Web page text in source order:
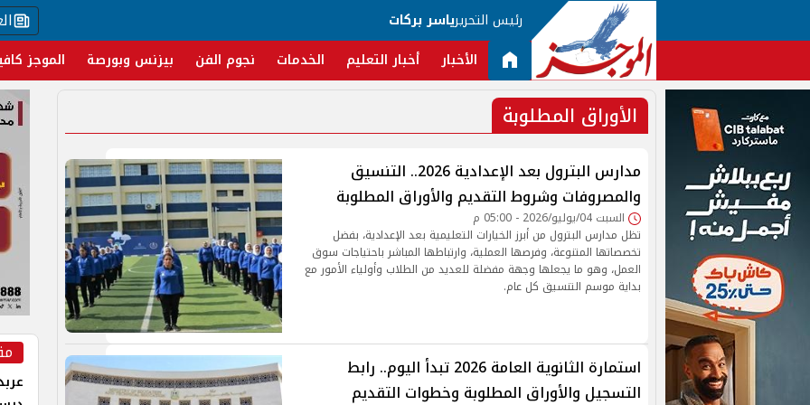
رئيس التحريرياسر بركات
الأخبار أخبار التعليم الخدمات نجوم الفن بيزنس وبورصة الموجز
الأوراق المطلوبة
مدارس البترول بعد الإعدادية 2026.. التنسيق
والمصروفات وشروط التقديم والأوراق المطلوبة
السبت 04/يوليو/2026 - 05:00 م
تظل مدارس البترول من أبرز الخيارات التعليمية بعد الإعدادية، بفضل
تخصصاتها المتنوعة، وفرصها العملية، وارتباطها المباشر باحتياجات سوق
العمل، وهو ما يجعلها وجهة مفضلة للعديد من الطلاب وأولياء الأمور مع
بداية موسم التنسيق كل عام.
استمارة الثانوية العامة 2026 تبدأ اليوم.. رابط
التسجيل والأوراق المطلوبة وخطوات التقديم